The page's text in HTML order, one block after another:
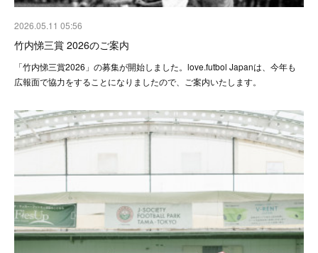
2026.05.11 05:56
竹内悌三賞 2026のご案内
「竹内悌三賞2026」の募集が開始しました。love.futbol Japanは、今年も
広報面で協力をすることになりましたので、ご案内いたします。